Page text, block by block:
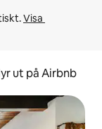
Visa
ut på Airbnb